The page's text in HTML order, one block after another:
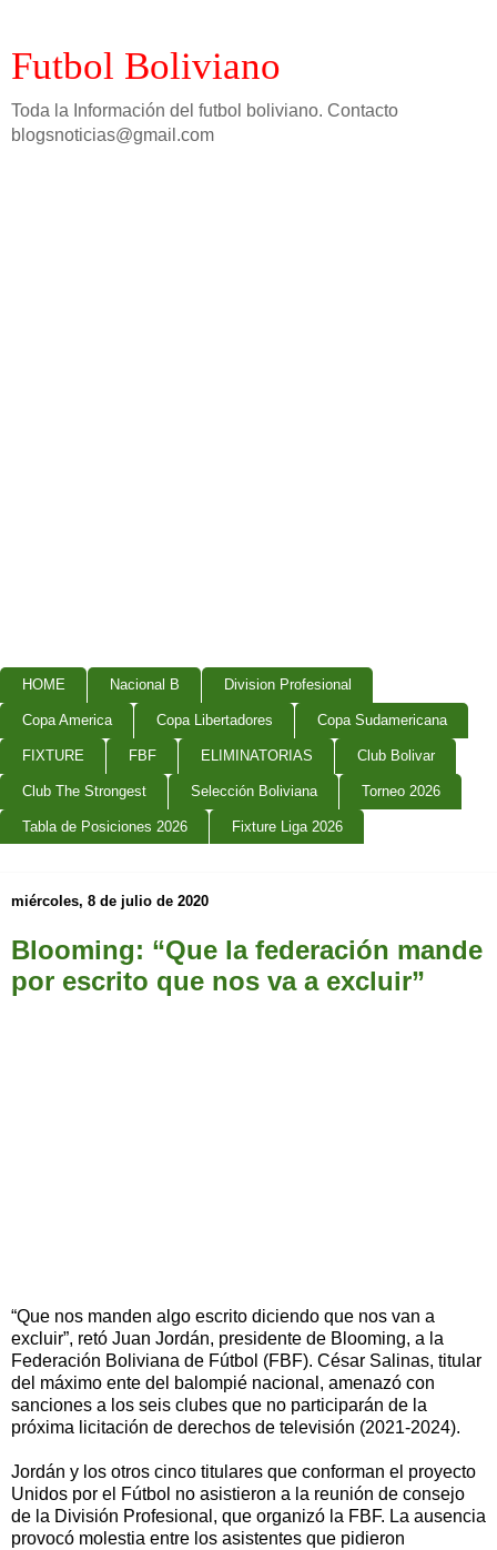
Futbol Boliviano
Toda la Información del futbol boliviano. Contacto
blogsnoticias@gmail.com
HOME Nacional B Division Profesional
Copa America Copa Libertadores Copa Sudamericana
FIXTURE FBF ELIMINATORIAS Club Bolivar
Club The Strongest Selección Boliviana Torneo 2026
Tabla de Posiciones 2026 Fixture Liga 2026
miércoles, 8 de julio de 2020
Blooming: “Que la federación mande
por escrito que nos va a excluir”
“Que nos manden algo escrito diciendo que nos van a
excluir”, retó Juan Jordán, presidente de Blooming, a la
Federación Boliviana de Fútbol (FBF). César Salinas, titular
del máximo ente del balompié nacional, amenazó con
sanciones a los seis clubes que no participarán de la
próxima licitación de derechos de televisión (2021-2024).
Jordán y los otros cinco titulares que conforman el proyecto
Unidos por el Fútbol no asistieron a la reunión de consejo
de la División Profesional, que organizó la FBF. La ausencia
provocó molestia entre los asistentes que pidieron